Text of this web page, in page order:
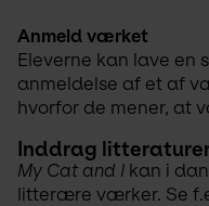
Anmeld værket
Eleverne kan lave en
anmeldelse af et af
hvorfor de mener, at
Inddrag
My Cat and I kan i
litterære værker. Se